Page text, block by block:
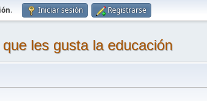
. Iniciar sesión Registrarse
les gusta la educación